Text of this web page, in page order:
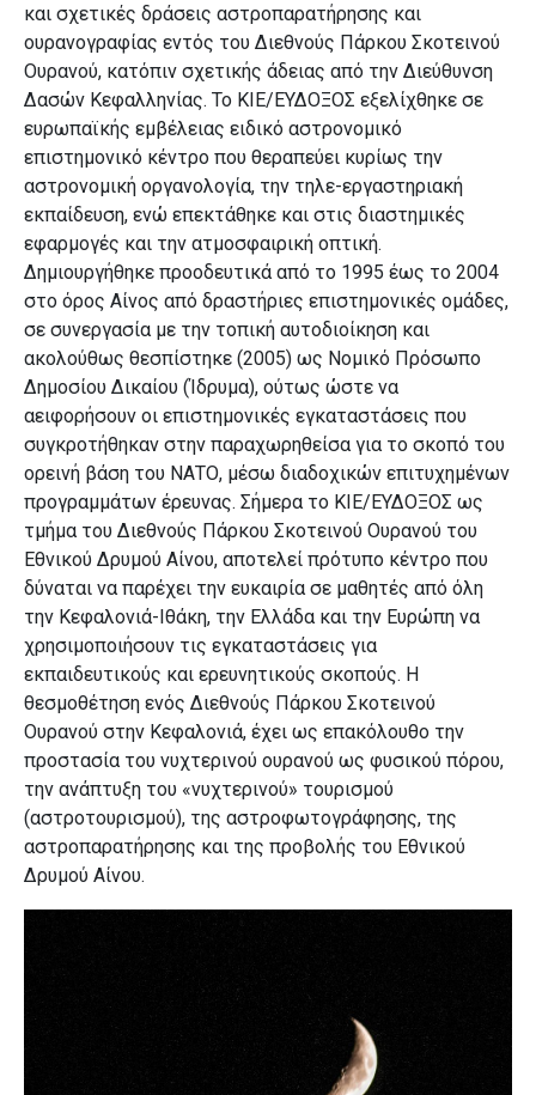
και σχετικές δράσεις αστροπαρατήρησης και
ουρανογραφίας εντός του Διεθνούς Πάρκου Σκοτεινού
Ουρανού, κατόπιν σχετικής άδειας από την Διεύθυνση
Δασών Κεφαλληνίας. Το ΚΙΕ/ΕΥΔΟΞΟΣ εξελίχθηκε σε
ευρωπαϊκής εμβέλειας ειδικό αστρονομικό
επιστημονικό κέντρο που θεραπεύει κυρίως την
αστρονομική οργανολογία, την τηλε-εργαστηριακή
εκπαίδευση, ενώ επεκτάθηκε και στις διαστημικές
εφαρμογές και την ατμοσφαιρική οπτική.
Δημιουργήθηκε προοδευτικά από το 1995 έως το 2004
στο όρος Αίνος από δραστήριες επιστημονικές ομάδες,
σε συνεργασία με την τοπική αυτοδιοίκηση και
ακολούθως θεσπίστηκε (2005) ως Νομικό Πρόσωπο
Δημοσίου Δικαίου (Ίδρυμα), ούτως ώστε να
αειφορήσουν οι επιστημονικές εγκαταστάσεις που
συγκροτήθηκαν στην παραχωρηθείσα για το σκοπό του
ορεινή βάση του ΝΑΤΟ, μέσω διαδοχικών επιτυχημένων
προγραμμάτων έρευνας. Σήμερα το ΚΙΕ/ΕΥΔΟΞΟΣ ως
τμήμα του Διεθνούς Πάρκου Σκοτεινού Ουρανού του
Εθνικού Δρυμού Αίνου, αποτελεί πρότυπο κέντρο που
δύναται να παρέχει την ευκαιρία σε μαθητές από όλη
την Κεφαλονιά-Ιθάκη, την Ελλάδα και την Ευρώπη να
χρησιμοποιήσουν τις εγκαταστάσεις για
εκπαιδευτικούς και ερευνητικούς σκοπούς. Η
θεσμοθέτηση ενός Διεθνούς Πάρκου Σκοτεινού
Ουρανού στην Κεφαλονιά, έχει ως επακόλουθο την
προστασία του νυχτερινού ουρανού ως φυσικού πόρου,
την ανάπτυξη του «νυχτερινού» τουρισμού
(αστροτουρισμού), της αστροφωτογράφησης, της
αστροπαρατήρησης και της προβολής του Εθνικού
Δρυμού Αίνου.